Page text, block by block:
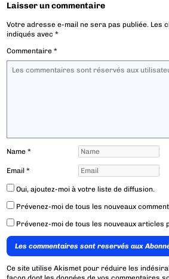
Laisser un commentaire
Votre adresse e-mail ne sera pas publiée. Les
indiqués avec*
Commentaire*
Name*
Email*
Oui, ajoutez-moi à votre liste de diffusion.
Prévenez-moi de tous les nouveaux
Prévenez-moi de tous les nouveaux articles
Les commentaires sont reservés aux
Ce site utilise Akismet pour réduire les